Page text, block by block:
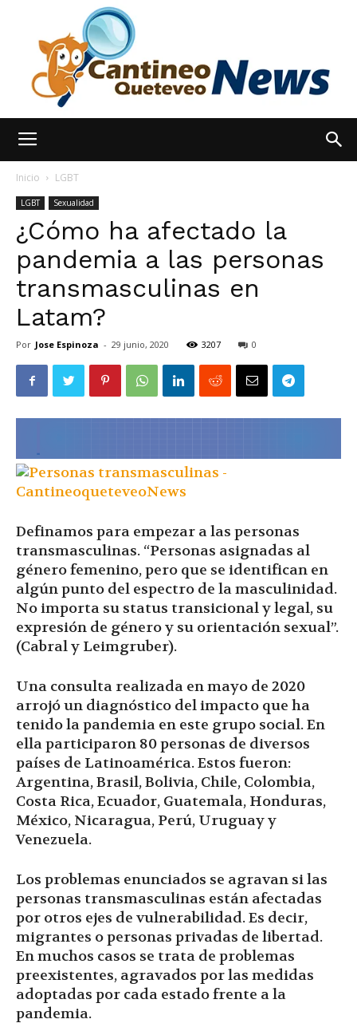
Noticias
hoy
|
|
Inicio LGBT
LGBT Sexualidad
¿Cómo ha afectado la
pandemia a las personas
transmasculinas en
Latam?
Por Jose Espinoza - 29 junio, 2020 3207 0
Definamos para empezar a las personas
transmasculinas. “Personas asignadas al
género femenino, pero que se identifican en
algún punto del espectro de la masculinidad.
No importa su status transicional y legal, su
expresión de género y su orientación sexual”.
(Cabral y Leimgruber).
Una consulta realizada en mayo de 2020
arrojó un diagnóstico del impacto que ha
tenido la pandemia en este grupo social. En
ella participaron 80 personas de diversos
países de Latinoamérica. Estos fueron:
Argentina, Brasil, Bolivia, Chile, Colombia,
Costa Rica, Ecuador, Guatemala, Honduras,
México, Nicaragua, Perú, Uruguay y
Venezuela.
Los problemas enunciados se agravan si las
personas transmasculinas están afectadas
por otros ejes de vulnerabilidad. Es decir,
migrantes o personas privadas de libertad.
En muchos casos se trata de problemas
preexistentes, agravados por las medidas
adoptadas por cada estado frente a la
pandemia.